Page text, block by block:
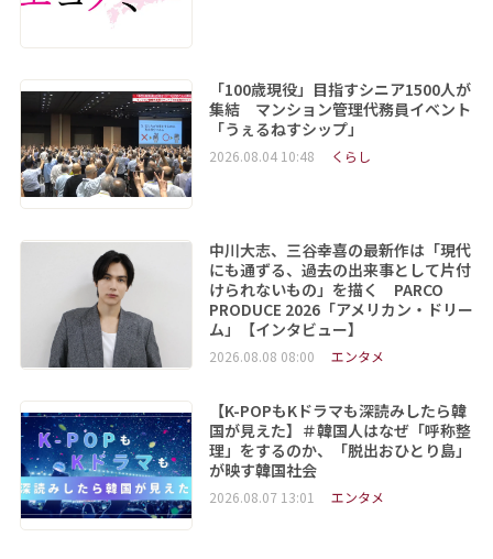
「100歳現役」目指すシニア1500人が
集結 マンション管理代務員イベント
「うぇるねすシップ」
2026.08.04 10:48 くらし
中川大志、三谷幸喜の最新作は「現代
にも通ずる、過去の出来事として片付
けられないもの」を描く PARCO
PRODUCE 2026「アメリカン・ドリー
ム」【インタビュー】
2026.08.08 08:00 エンタメ
【K-POPもKドラマも深読みしたら韓
国が見えた】＃韓国人はなぜ「呼称整
理」をするのか、「脱出おひとり島」
が映す韓国社会
2026.08.07 13:01 エンタメ